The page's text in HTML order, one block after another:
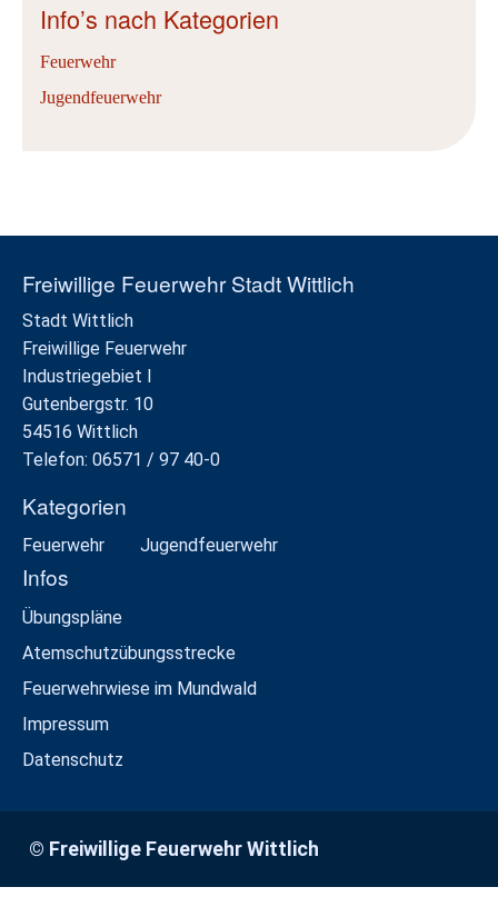
Info’s nach Kategorien
Feuerwehr
Jugendfeuerwehr
Freiwillige Feuerwehr Stadt Wittlich
Stadt Wittlich
Freiwillige Feuerwehr
Industriegebiet I
Gutenbergstr. 10
54516 Wittlich
Telefon: 06571 / 97 40-0
Kategorien
Feuerwehr Jugendfeuerwehr
Infos
Übungspläne
Atemschutzübungsstrecke
Feuerwehrwiese im Mundwald
Impressum
Datenschutz
© Freiwillige Feuerwehr Wittlich